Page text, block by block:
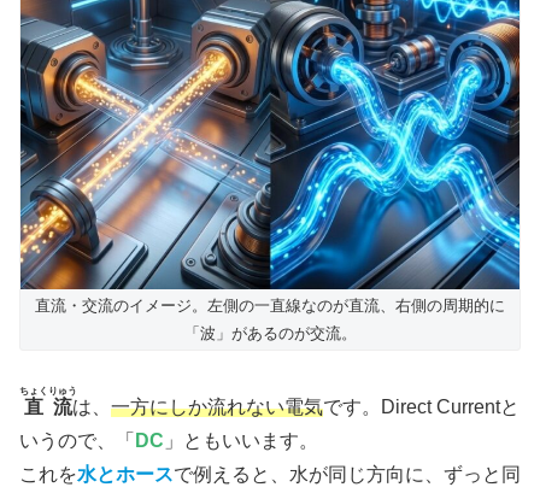
直流・交流のイメージ。左側の一直線なのが直流、右側の周期的に
「波」があるのが交流。
直流
ちょくりゅう
は、 一方にしか流れない電気です。Direct Currentと
いうので、「 DC 」ともいいます。
これを水とホースで例えると、水が同じ方向に、ずっと同